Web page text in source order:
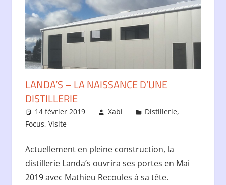
LANDA’S – LA NAISSANCE D’UNE
DISTILLERIE
14 février 2019 Xabi Distillerie,
Focus, Visite
Actuellement en pleine construction, la
distillerie Landa’s ouvrira ses portes en Mai
2019 avec Mathieu Recoules à sa tête.